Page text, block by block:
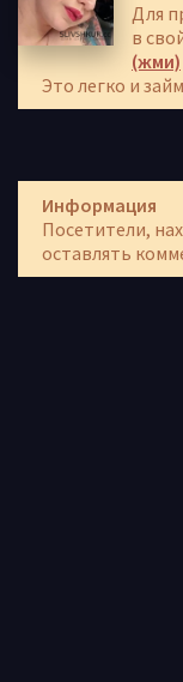
Для
в
(жми)
Это легко и
Информация
Посетители,
оставлять